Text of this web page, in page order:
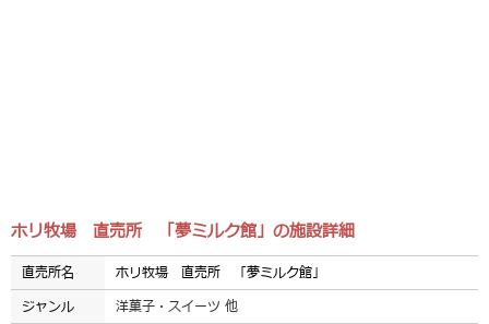
ホリ牧場 直売所 「夢ミルク館」の施設詳細
直売所名
ホリ牧場 直売所 「夢ミルク館」
ジャンル
洋菓子・スイーツ 他